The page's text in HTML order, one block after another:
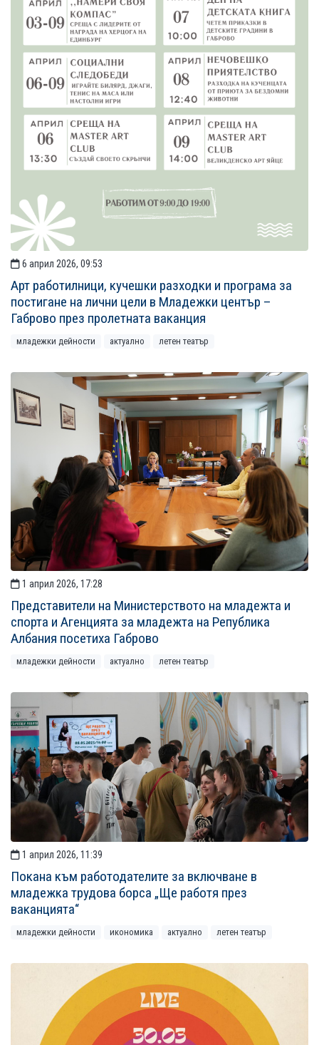
6 април 2026, 09:53
Арт работилници, кучешки разходки и програма за
постигане на лични цели в Младежки център –
Габрово през пролетната ваканция
младежки дейности актуално летен театър
1 април 2026, 17:28
Представители на Министерството на младежта и
спорта и Агенцията за младежта на Република
Албания посетиха Габрово
младежки дейности актуално летен театър
1 април 2026, 11:39
Покана към работодателите за включване в
младежка трудова борса „Ще работя през
ваканцията“
младежки дейности икономика актуално летен театър